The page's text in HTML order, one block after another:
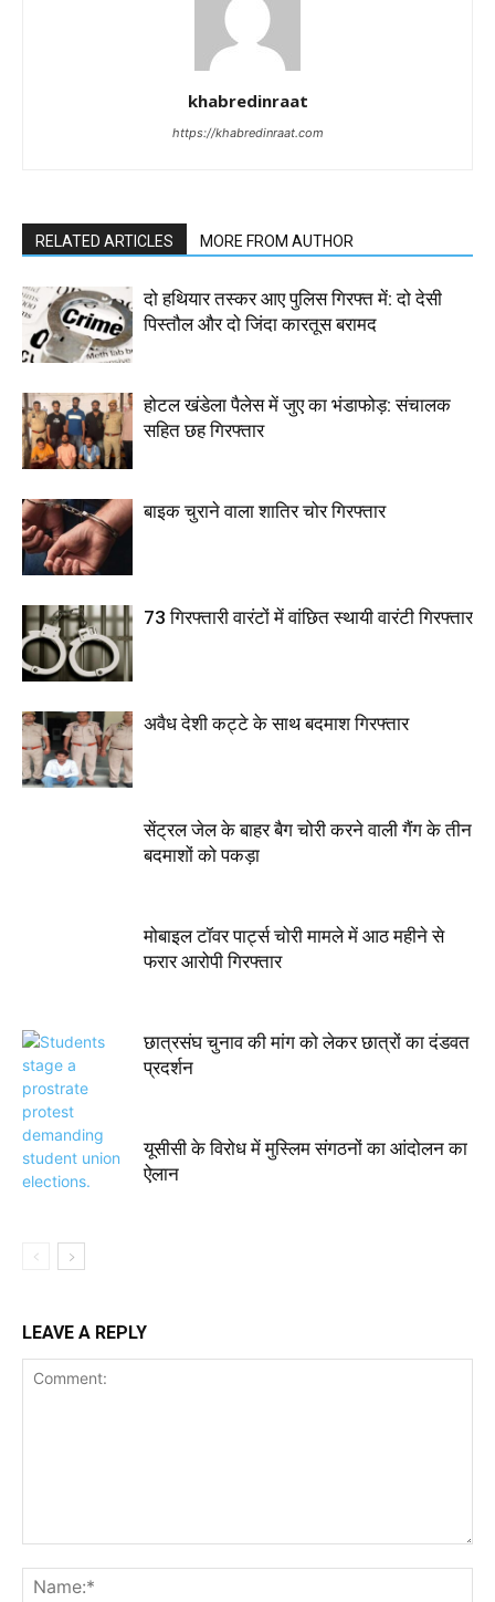
khabredinraat
https://khabredinraat.com
RELATED ARTICLES MORE FROM AUTHOR
दो हथियार तस्कर आए पुलिस गिरफ्त में: दो देसी
पिस्तौल और दो जिंदा कारतूस बरामद
होटल खंडेला पैलेस में जुए का भंडाफोड़: संचालक
सहित छह गिरफ्तार
बाइक चुराने वाला शातिर चोर गिरफ्तार
73 गिरफ्तारी वारंटों में वांछित स्थायी वारंटी गिरफ्तार
अवैध देशी कट्टे के साथ बदमाश गिरफ्तार
सेंट्रल जेल के बाहर बैग चोरी करने वाली गैंग के तीन
बदमाशों को पकड़ा
मोबाइल टॉवर पार्ट्स चोरी मामले में आठ महीने से
फरार आरोपी गिरफ्तार
छात्रसंघ चुनाव की मांग को लेकर छात्रों का दंडवत
प्रदर्शन
यूसीसी के विरोध में मुस्लिम संगठनों का आंदोलन का
ऐलान
LEAVE A REPLY